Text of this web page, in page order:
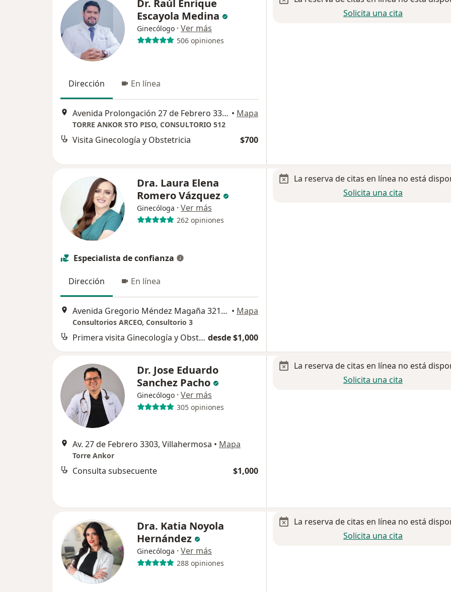
Dr. Raúl Enrique
Escayola Medina
Ginecólogo · Ver más
506 opiniones
Dirección En línea
Avenida Prolongación 27 de Febrero 3303, Tabasco 2000, Villahermosa • Mapa
TORRE ANKOR 5TO PISO, CONSULTORIO 512
Visita Ginecología y Obstetricia $700
Solicita una cita
Dra. Laura Elena
Romero Vázquez
Ginecóloga · Ver más
262 opiniones
Especialista de confianza
Dirección En línea
Avenida Gregorio Méndez Magaña 3217, Villahermosa • Mapa
Consultorios ARCEO, Consultorio 3
Primera visita Ginecología y Obstetricia desde $1,000
La reserva de citas en línea no está
Solicita una cita
Dr. Jose Eduardo
Sanchez Pacho
Ginecólogo · Ver más
305 opiniones
Av. 27 de Febrero 3303, Villahermosa • Mapa
Torre Ankor
Consulta subsecuente $1,000
La reserva de citas en línea no está
Solicita una cita
Dra. Katia Noyola
Hernández
Ginecóloga · Ver más
288 opiniones
La reserva de citas en línea no está
Solicita una cita